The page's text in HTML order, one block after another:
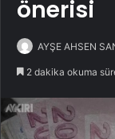
önerisi
AYŞE AHSEN
2 dakika okuma